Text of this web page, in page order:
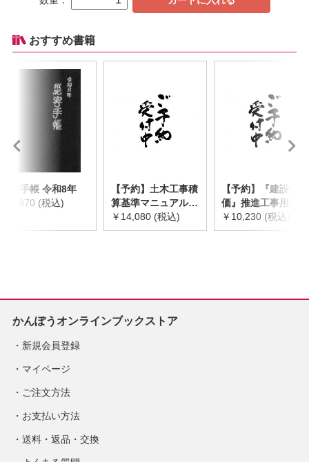
おすすめ書籍
災害手帳 令和8年
￥2,970 (税込)
【予約】土木工事積
算基準マニュアル
令和8年度版
※2026年8月下旬発
￥14,080 (税込)
【予約】『建設物
価』推進工事用機械
器具等基礎価格表
2026年度版
￥10,230 (税込)
かんぽうオンラインブックストア
新規会員登録
マイページ
ご注文方法
お支払い方法
送料・返品・交換